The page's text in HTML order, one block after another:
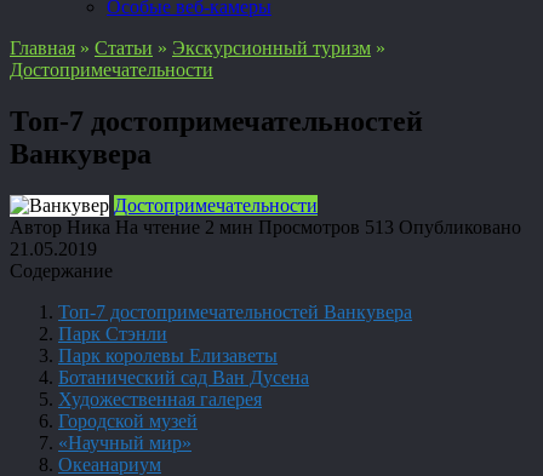
Особые веб-камеры
Главная » Статьи » Экскурсионный туризм »
Достопримечательности
Топ-7 достопримечательностей
Ванкувера
Достопримечательности
Автор Ника На чтение 2 мин Просмотров 513 Опубликовано
21.05.2019
Содержание
Топ-7 достопримечательностей Ванкувера
Парк Стэнли
Парк королевы Елизаветы
Ботанический сад Ван Дусена
Художественная галерея
Городской музей
«Научный мир»
Океанариум